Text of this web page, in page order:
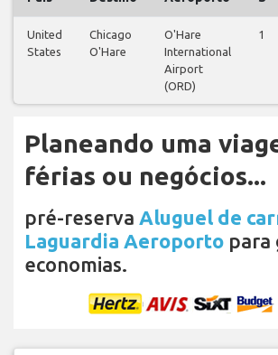
United
States
Chicago
O'Hare
O'Hare
International
Airport
(ORD)
1
Planeando uma
férias ou negócios...
pré-reserva Aluguel de
Laguardia Aeroporto para
economias.